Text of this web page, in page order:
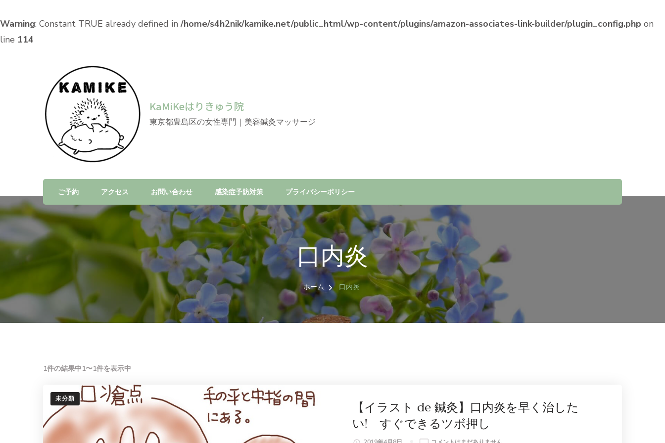
Warning: Constant TRUE already defined in/home/s4h2nik/kamike.net/public_html/wp-content/plugins/amazon-associates-link-builder/plugin_config.php on
line 114
KaMiKeはりきゅう院
東京都豊島区の女性専門｜美容鍼灸マッサージ
ご予約 アクセス お問い合わせ 感染症予防対策 プライバシーポリシー
口内炎
ホーム 口内炎
1件の結果中1〜1件を表示中
未分類
【イラスト de 鍼灸】口内炎を早く治した
い! すぐできるツボ押し